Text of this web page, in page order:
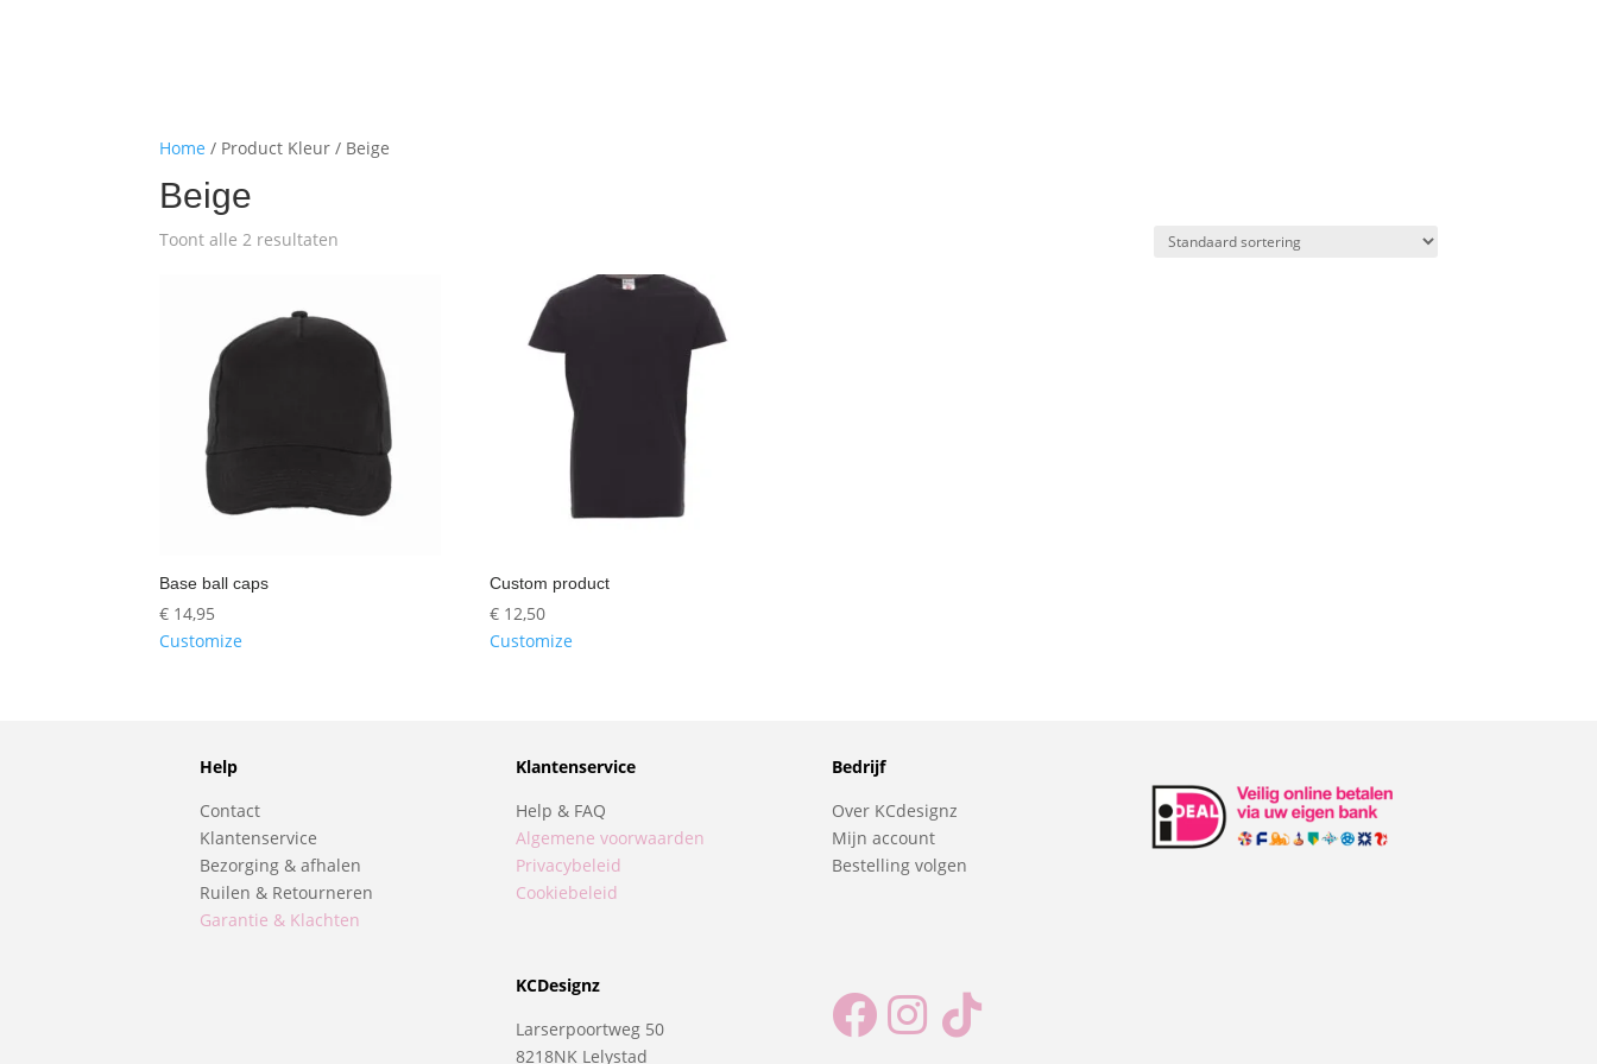
Home / Product Kleur / Beige
Beige
Toont alle 2 resultaten
Base ball caps
€ 14,95
Customize
Custom product
€ 12,50
Customize
Help
Contact
Klantenservice
Bezorging & afhalen
Ruilen & Retourneren
Garantie & Klachten
Klantenservice
Help & FAQ
Algemene voorwaarden
Privacybeleid
Cookiebeleid
KCDesignz
Larserpoortweg 50
8218NK Lelystad
Bedrijf
Over KCdesignz
Mijn account
Bestelling volgen
  